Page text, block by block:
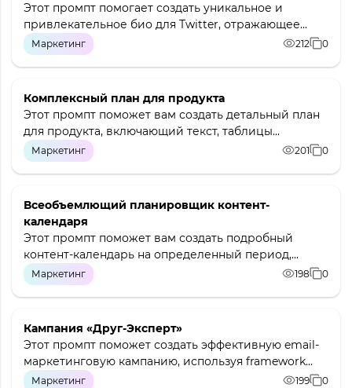
Этот промпт помогает создать уникальное и
привлекательное био для Twitter, отражающее...
Маркетинг 212 0
Комплексный план для продукта
Этот промпт поможет вам создать детальный план
для продукта, включающий текст, таблицы...
Маркетинг 201 0
Всеобъемлющий планировщик контент-
календаря
Этот промпт поможет вам создать подробный
контент-календарь на определенный период,...
Маркетинг 198 0
Кампания «Друг-Эксперт»
Этот промпт поможет создать эффективную email-
маркетинговую кампанию, используя framework...
Маркетинг 199 0